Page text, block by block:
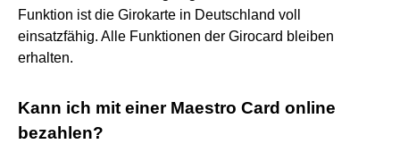
Funktion ist die Girokarte in Deutschland voll
einsatzfähig. Alle Funktionen der Girocard bleiben
erhalten.
Kann ich mit einer Maestro Card online
bezahlen?